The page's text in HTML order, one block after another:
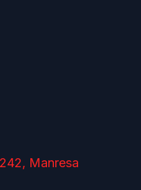
Manresa